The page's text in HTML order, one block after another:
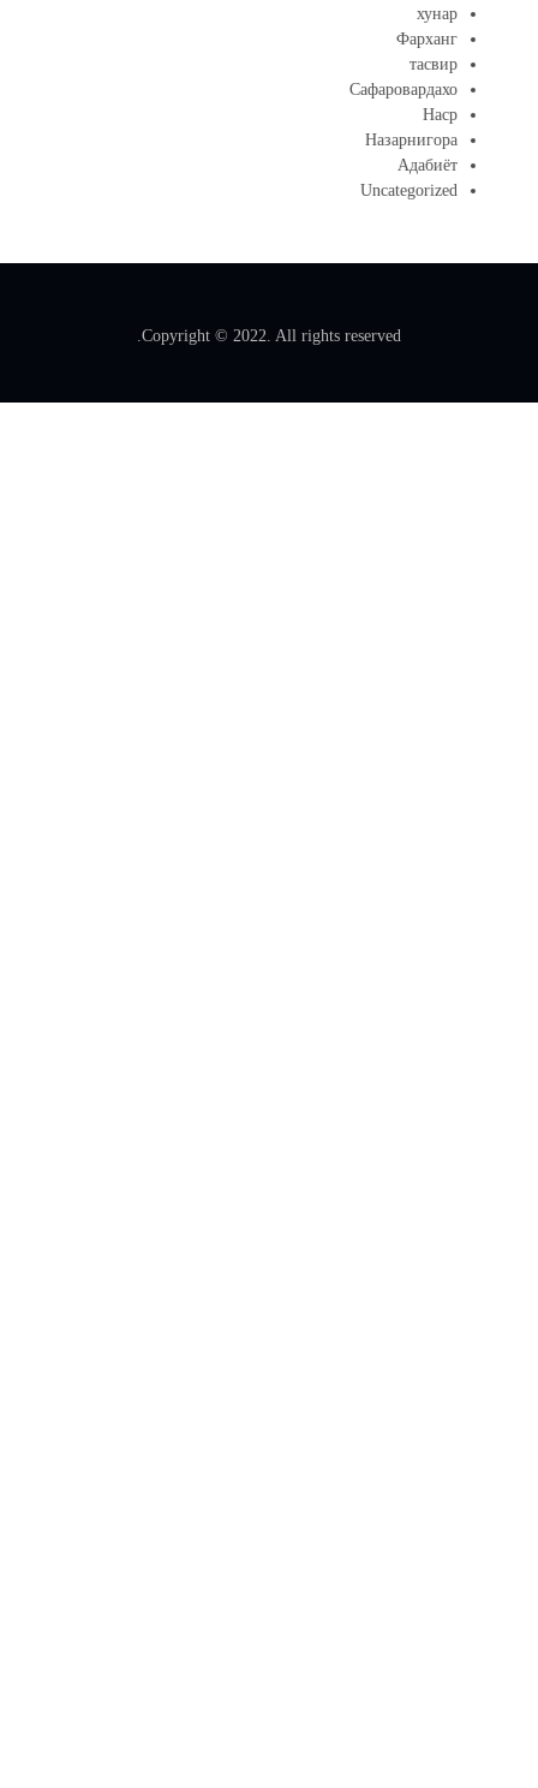
хунар
Фарханг
тасвир
Сафаровардахо
Наср
Назарнигора
Адабиёт
Uncategorized
Copyright © 2022. All rights reserved.